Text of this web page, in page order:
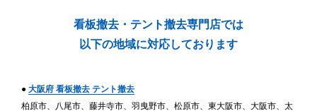
看板撤去・テント撤去専門店では
以下の地域に対応しております
● 大阪府 看板撤去 テント撤去
柏原市、八尾市、藤井寺市、羽曳野市、松原市、東大阪市、大阪市、太